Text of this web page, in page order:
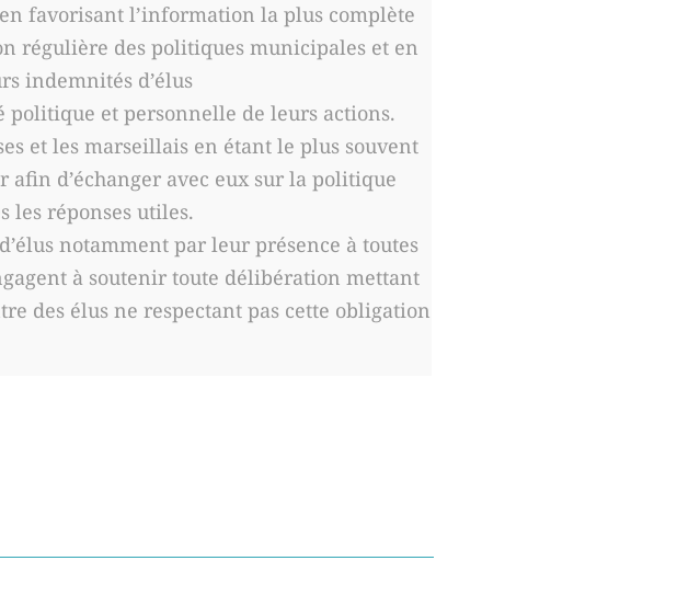
favorisant l’information la plus complète
régulière des politiques municipales et en
indemnités d’élus
et personnelle de leurs actions.
et les marseillais en étant le plus souvent
d’échanger avec eux sur la politique
les réponses utiles.
notamment par leur présence à toutes
à soutenir toute délibération mettant
des élus ne respectant pas cette obligation